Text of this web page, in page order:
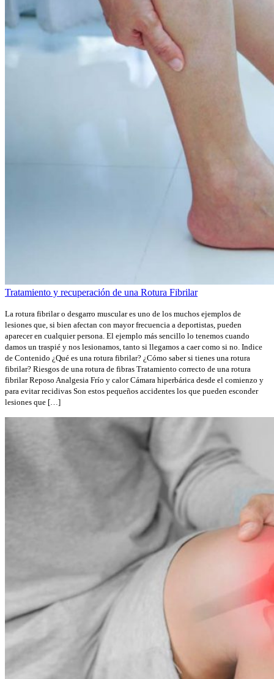
Tratamiento y recuperación de una Rotura Fibrilar
La rotura fibrilar o desgarro muscular es uno de los muchos ejemplos de
lesiones que, si bien afectan con mayor frecuencia a deportistas, pueden
aparecer en cualquier persona. El ejemplo más sencillo lo tenemos cuando
damos un traspié y nos lesionamos, tanto si llegamos a caer como si no. Indice
de Contenido ¿Qué es una rotura fibrilar? ¿Cómo saber si tienes una rotura
fibrilar? Riesgos de una rotura de fibras Tratamiento correcto de una rotura
fibrilar Reposo Analgesia Frío y calor Cámara hiperbárica desde el comienzo y
para evitar recidivas Son estos pequeños accidentes los que pueden esconder
lesiones que […]